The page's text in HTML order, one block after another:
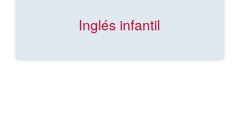
Inglés infantil